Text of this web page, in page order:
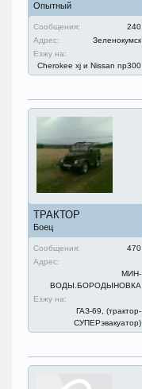
Опытный
Сообщения:
240
Адрес:
Зеленокумск
Езжу на:
Cherokee xj и Nissan np300
ТРАКТОР
Боец
Сообщения:
470
Адрес:
МИН-
ВОДЫ.БОРОДЫНОВКА
Езжу на:
ГАЗ-69, (трактор-
СУПЕРэвакуатор)